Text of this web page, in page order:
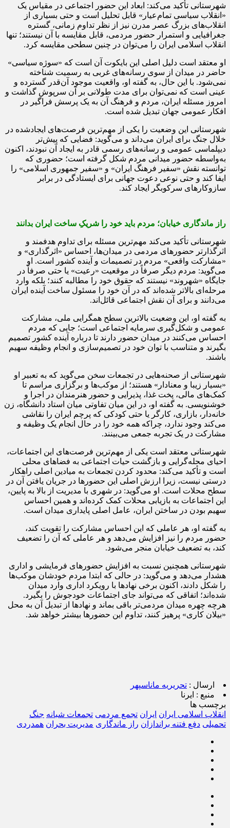
شهرستانی تأکید می‌کند: ابعاد این حضور اجتماعی در مقیاس یک
«انقلاب سیاسی تمام‌عیار» قابل تحلیل است و حتی بسیاری از
انقلاب‌های بزرگ عصر مدرن نیز از نظر تداوم زمانی، گستره
جغرافیایی و استمرار حضور مردمی، قابل مقایسه با آن نیستند؛ تنها
انقلاب اسلامی ایران را می‌توان در چنین سطحی مقایسه کرد.
او معتقد است دلیل اصلی این بایکوت آن است که «سوژه سیاسی»
حاضر در میدان از سوی رسانه‌های غربی به رسمیت شناخته
نمی‌شود. با این حال، به گفته او، واقعیت موجود آن‌قدر گسترده و
عینی است که نمی‌توان برای مدت طولانی بر آن سرپوش گذاشت و
امروز مسئله ایران، مردم و فرهنگ آن به یک پرسش فراگیر در
افکار عمومی جهان تبدیل شده است.
شهرستانی این وضعیت را یکی از مهم‌ترین فرصت‌های ایجادشده در
خلال جنگ برای ایران می‌داند و می‌گوید: فضایی که پیش‌تر
دیپلماسی عمومی و رسانه‌های رسمی قادر به ایجاد آن نبودند، اکنون
به‌واسطه حضور میدانی مردم شکل گرفته است؛ حضوری که
توانسته نقش «سفیر فرهنگ ایران» و «سفیر جمهوری اسلامی» را
ایفا کند و حتی نوعی دعوت جهانی برای ایستادگی در برابر
سازوکارهای سرکوبگر ایجاد کند.
راز ماندگاری خیابان؛ مردم باید خود را شریکِ ساخت ایران بدانند
شهرستانی تأکید می‌کند مهم‌ترین مسئله برای تداوم هدفمند و
اثرگذارتر حضورهای مردمی در میدان‌ها، احساس «اثرگذاری» و
«مشارکت واقعی» مردم در تصمیمات و آینده کشور است. او
می‌گوید: مردم دیگر صرفاً در موقعیت «رعیت» یا حتی صرفاً در
جایگاه «شهروند» نیستند که حقوق خود را مطالبه کنند؛ بلکه وارد
مرحله‌ای بالاتر شده‌اند که در آن خود را مسئول ساخت آینده ایران
می‌دانند و برای آن نقش اجتماعی قائل‌اند.
به گفته او، این وضعیت بالاترین سطح همگرایی ملی، مشارکت
عمومی و شکل‌گیری سرمایه اجتماعی است؛ جایی که مردم
احساس می‌کنند در میدان حضور دارند تا درباره آینده کشور تصمیم
بگیرند و متناسب با توان خود در تصمیم‌سازی و انجام وظیفه سهیم
باشند.
شهرستانی از صحنه‌هایی در تجمعات سخن می‌گوید که به تعبیر او
«بسیار زیبا و معنادار» هستند؛ از موکب‌ها و برگزاری مراسم تا
کمک‌های مالی، پخت غذا، پذیرایی و حضور هنرمندان در اجرا و
خوشنویسی. به گفته او، در این میان تفاوتی میان استاد دانشگاه، زن
خانه‌دار، بازاری، کارگر یا حتی کودکی که پرچم ایران را نقاشی
می‌کند وجود ندارد، چراکه همه خود را در حال انجام یک وظیفه و
مشارکت در یک تجربه جمعی می‌بینند.
شهرستانی معتقد است یکی از مهم‌ترین فرصت‌های این اجتماعات،
احیای محله‌گرایی و بازگشت حیات اجتماعی به فضاهای محلی
است و تأکید می‌کند: محدود کردن تجمعات به میادین اصلی راهکار
درستی نیست، زیرا ارزش اصلی این حضورها در جریان یافتن آن در
سطح محلات است. او می‌گوید: در شهری با مدیریت از بالا به پایین،
این اجتماعات به بازیابی محلات کمک کرده‌اند و همین احساس
سهیم بودن در ساختن ایران، عامل اصلی پایداری میدان است.
به گفته او، هر عاملی که این احساس مشارکت را تقویت کند،
حضور مردم را نیز افزایش می‌دهد و هر عاملی که آن را تضعیف
کند، به تضعیف خیابان منجر می‌شود.
شهرستانی همچنین نسبت به افزایش حضورهای فرمایشی و اداری
هشدار می‌دهد و می‌گوید: در حالی که ابتدا مردم خودشان موکب‌ها
را شکل دادند، اکنون برخی نهادها با رویکرد اداری وارد میدان
شده‌اند؛ اتفاقی که می‌تواند جای اجتماعات خودجوش را بگیرد.
هرچه چهره میدان مردمی‌تر باقی بماند و نهادها از تبدیل آن به محل
«بیلان کاری» پرهیز کنند، تداوم این حضورها بیشتر خواهد شد.
ارسال : تحریریه ماناسپهر
منبع : ایرنا
برچسب ها
انقلاب اسلامی ایران ایران تجمع مردمی تجمعات شبانه جنگ
تحمیلی دفع فتنه براندازان راز ماندگاری مدیریت بحران همدردی